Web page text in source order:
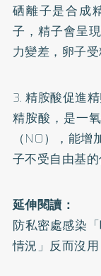
硒離子是合成
子，精子會呈
力變差，卵子
3. 精胺酸促進
精胺酸，是一
（NO），能
子不受自由基的
延伸閱讀：
防私密處感染
情況」反而沒用